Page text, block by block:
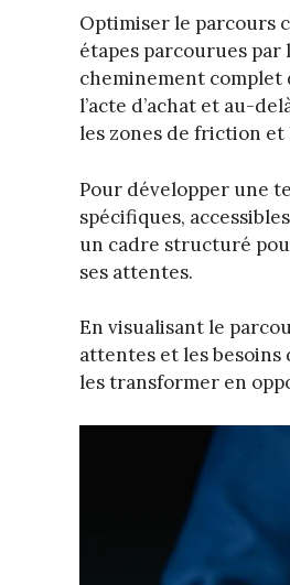
Optimiser le parcours
étapes parcourues
cheminement complet
l’acte d’achat et au-
les zones de friction
Pour développer une
spécifiques, accessibles
un cadre structuré
ses attentes.
En visualisant le
attentes et les
les transformer en